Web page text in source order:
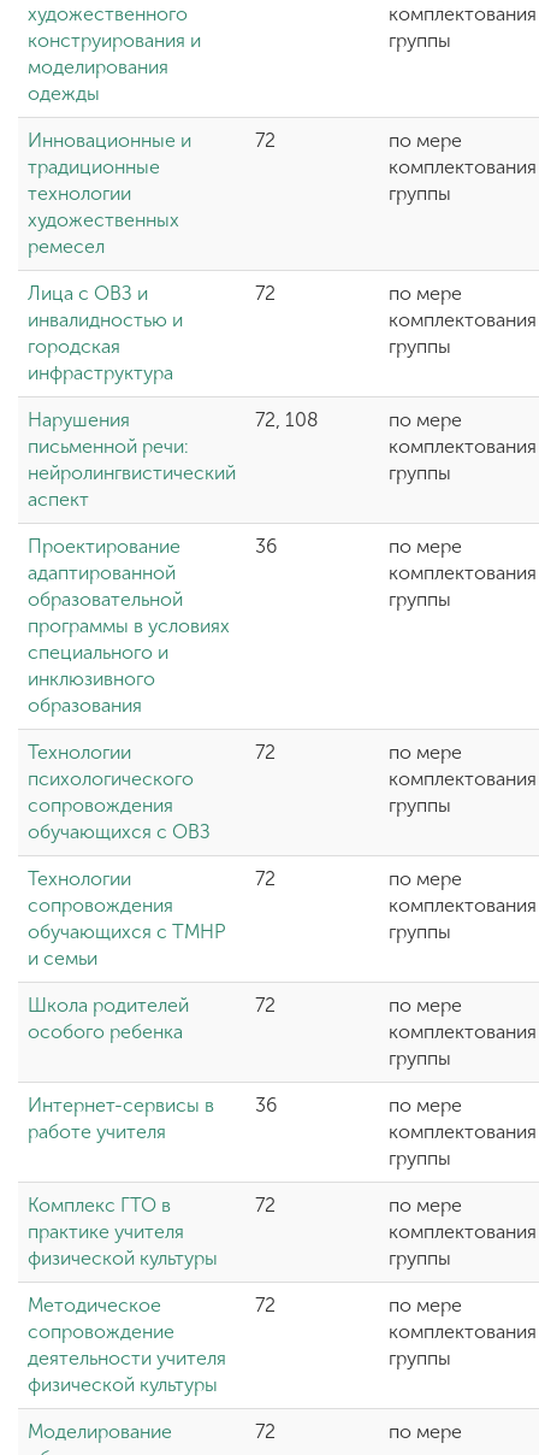
художественного
конструирования и
моделирования
одежды
комплектования
группы
Инновационные и
традиционные
технологии
художественных
ремесел
72
по мере
комплектования
группы
Лица с ОВЗ и
инвалидностью и
городская
инфраструктура
72
по мере
комплектования
группы
Нарушения
письменной речи:
нейролингвистический
аспект
72, 108
по мере
комплектования
группы
Проектирование
адаптированной
образовательной
программы в условиях
специального и
инклюзивного
образования
36
по мере
комплектования
группы
Технологии
психологического
сопровождения
обучающихся с ОВЗ
72
по мере
комплектования
группы
Технологии
сопровождения
обучающихся с ТМНР
и семьи
72
по мере
комплектования
группы
Школа родителей
особого ребенка
72
по мере
комплектования
группы
Интернет-сервисы в
работе учителя
36
по мере
комплектования
группы
Комплекс ГТО в
практике учителя
физической культуры
72
по мере
комплектования
группы
Методическое
сопровождение
деятельности учителя
физической культуры
72
по мере
комплектования
группы
Моделирование
72
по мере